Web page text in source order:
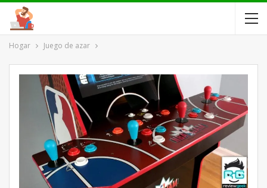
Hogar Juego de azar